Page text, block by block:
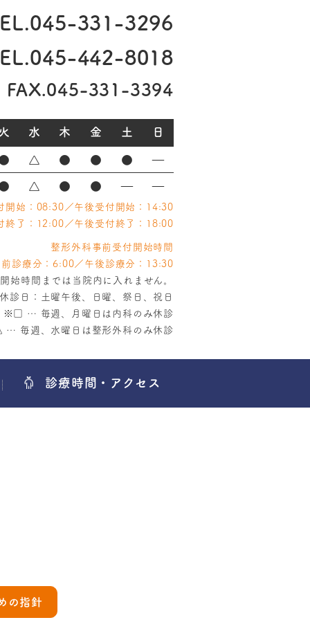
045-331-3296
045-442-8018
FAX.045-331-3394
火 水 木 金 土 日
△ ● ● ● ―
△ ● ● ― ―
開始：08:30／午後受付開始：14:30
終了：12:00／午後受付終了：18:00
整形外科事前受付開始時間
前診療分：6:00／午後診療分：13:30
始時間までは当院内に入れません。
診日：土曜午後、日曜、祭日、祝日
※ □ … 毎週、月曜日は内科のみ休診
… 毎週、水曜日は整形外科のみ休診
診療時間・アクセス
の指針